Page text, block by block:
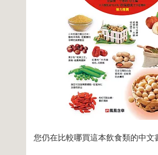
您仍在比較哪買這本飲食類的中文